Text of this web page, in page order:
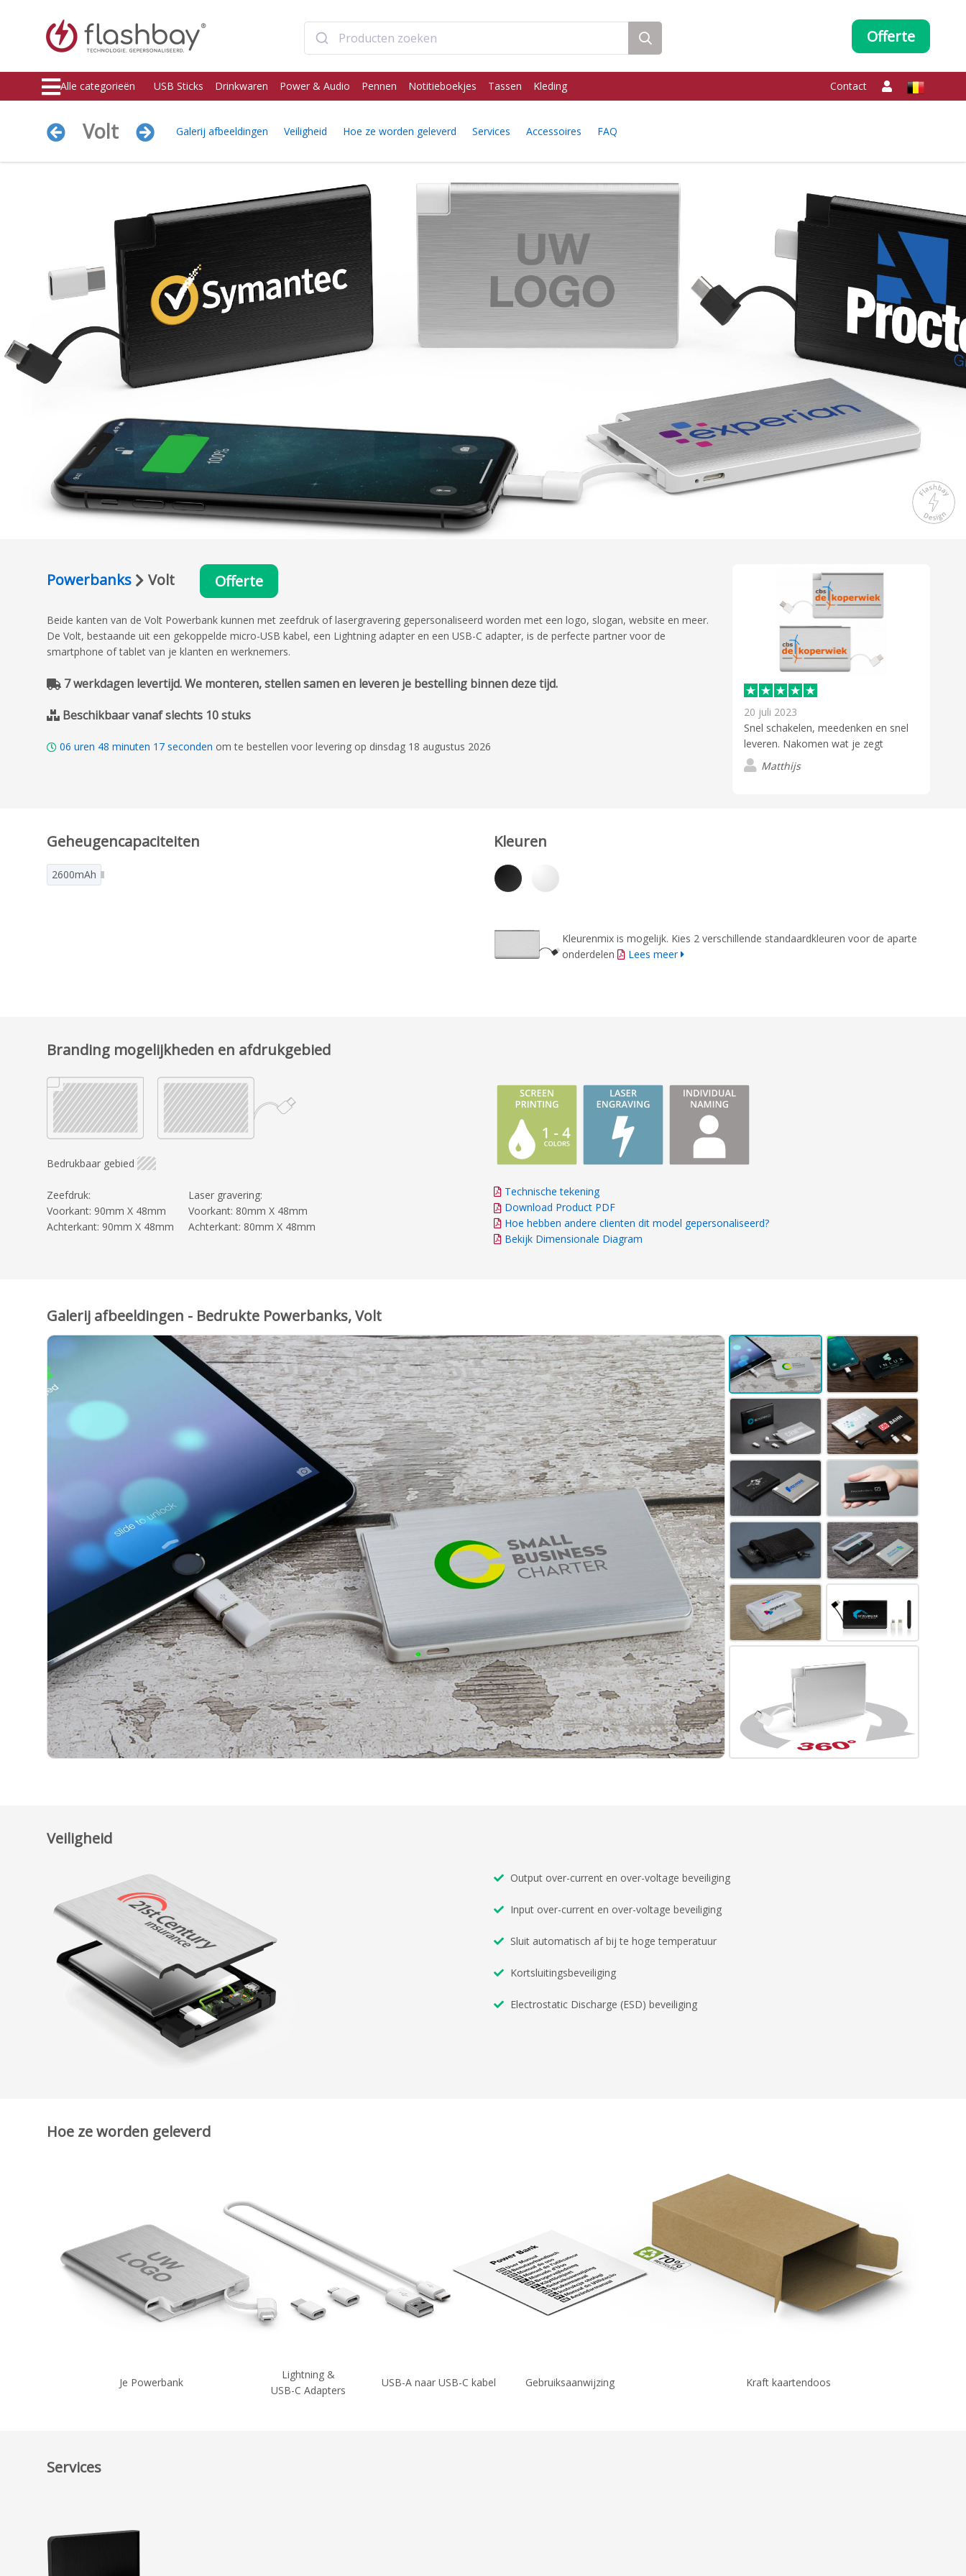
Offerte
Alle categorieën USB Sticks Drinkwaren Power & Audio Pennen Notitieboekjes Tassen Kleding Contact
Volt Galerij afbeeldingen Veiligheid Hoe ze worden geleverd Services Accessoires FAQ
Powerbanks Volt Offerte
Beide kanten van de Volt Powerbank kunnen met zeefdruk of lasergravering gepersonaliseerd worden met een logo, slogan, website en meer.
De Volt, bestaande uit een gekoppelde micro-USB kabel, een Lightning adapter en een USB-C adapter, is de perfecte partner voor de
smartphone of tablet van je klanten en werknemers.
7 werkdagen levertijd. We monteren, stellen samen en leveren je bestelling binnen deze tijd.
Beschikbaar vanaf slechts 10 stuks
06 uren 48 minuten 16 seconden om te bestellen voor levering op dinsdag 18 augustus 2026
20 juli 2023
Snel schakelen, meedenken en snel
leveren. Nakomen wat je zegt
Matthijs
Geheugencapaciteiten
2600mAh
Kleuren
Kleurenmix is mogelijk. Kies 2 verschillende standaardkleuren voor de aparte
onderdelen
Lees meer
Branding mogelijkheden en afdrukgebied
Bedrukbaar gebied
Zeefdruk:
Voorkant: 90mm X 48mm
Achterkant: 90mm X 48mm
Laser gravering:
Voorkant: 80mm X 48mm
Achterkant: 80mm X 48mm
Technische tekening
Download Product PDF
Hoe hebben andere clienten dit model gepersonaliseerd?
Bekijk Dimensionale Diagram
Galerij afbeeldingen - Bedrukte Powerbanks, Volt
Veiligheid
Output over-current en over-voltage beveiliging
Input over-current en over-voltage beveiliging
Sluit automatisch af bij te hoge temperatuur
Kortsluitingsbeveiliging
Electrostatic Discharge (ESD) beveiliging
Hoe ze worden geleverd
Je Powerbank
Lightning &
USB-C Adapters
USB-A naar USB-C kabel Gebruiksaanwijzing Kraft kaartendoos
Services